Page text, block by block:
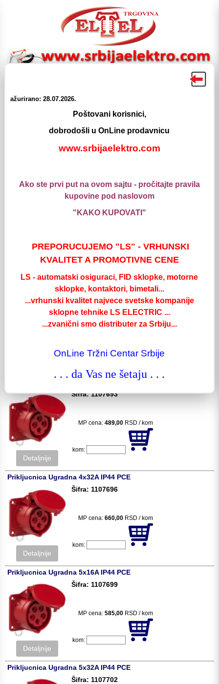
ažurirano: 28.07.2026.
Poštovani korisnici,
dobrodošli u OnLine prodavnicu
www.srbijaelektro.com
Ako ste prvi put na ovom sajtu - pročitajte pravila
kupovine pod naslovom
"KAKO KUPOVATI"
PREPORUCUJEMO "LS" - VRHUNSKI
KVALITET A PROMOTIVNE CENE
LS - automatski osiguraci, FID sklopke, motorne
sklopke, kontaktori, bimetali...
...vrhunski kvalitet najvece svetske kompanije
sklopne tehnike LS ELECTRIC ...
...zvanični smo distributer za Srbiju...
OnLine Tržni Centar Srbije
. . . da Vas ne šetaju . . .
Prikljucnice PCE
Prikljucnica Ugradna 3x16A IP44 PCE
kom:
Prikljucnica Ugradna 3x32A IP44 PCE
Šifra: 1107690
MP cena:795,00RSD / kom
kom:
Detaljnije
Šifra: 1107693
MP cena: 489,00 RSD / kom
kom:
Prikljucnica Ugradna 4x32A IP44 PCE
Detaljnije
Šifra: 1107696
MP cena: 660,00 RSD / kom
kom:
Prikljucnica Ugradna 5x16A IP44 PCE
Detaljnije
Šifra: 1107699
MP cena: 585,00 RSD / kom
kom:
Prikljucnica Ugradna 5x32A IP44 PCE
Šifra: 1107702